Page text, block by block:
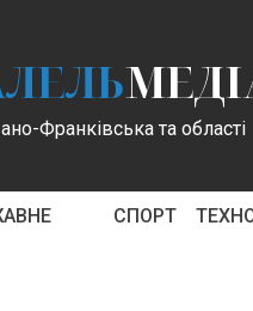
Франківська та області
СПОРТ